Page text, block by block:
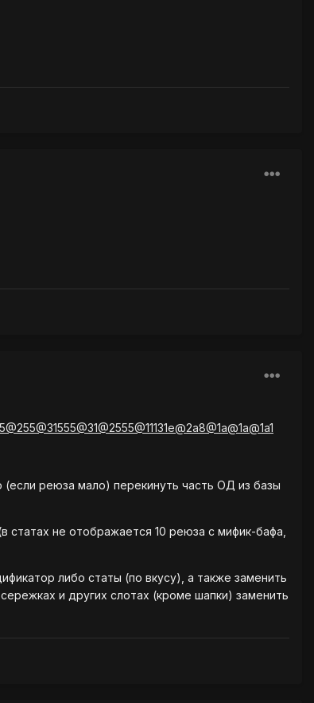
реюза мало) перекинуть часть ОД из базы
статах не отображается 10 реюза с мифик-бафа,
либо статы (по вкусу), а также заменить
и других слотах (кроме шапки) заменить